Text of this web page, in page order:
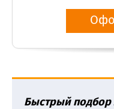
Быстрый подбор